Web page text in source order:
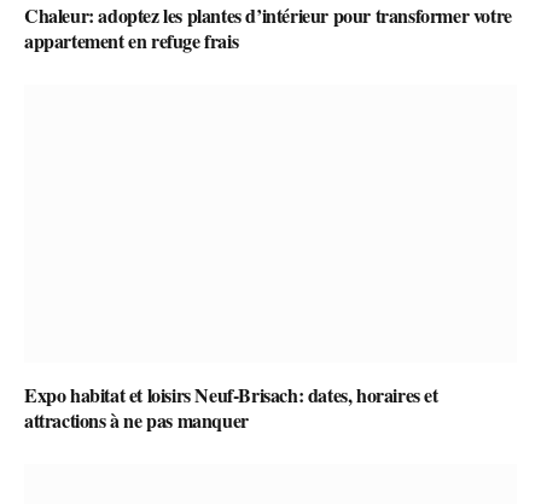
Chaleur: adoptez les plantes d’intérieur pour transformer votre
appartement en refuge frais
Expo habitat et loisirs Neuf-Brisach: dates, horaires et
attractions à ne pas manquer